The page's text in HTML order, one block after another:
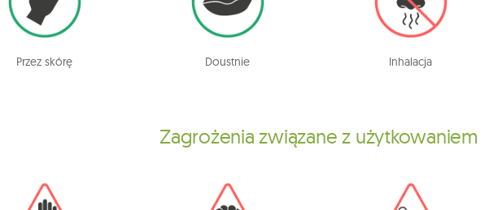
Przez skórę Doustnie Inhalacja
Zagrożenia związane z użytkowaniem